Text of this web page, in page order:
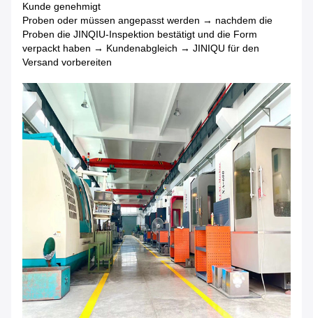
Kunde genehmigt
Proben oder müssen angepasst werden → nachdem die
Proben die JINQIU-Inspektion bestätigt und die Form
verpackt haben → Kundenabgleich → JINIQU für den
Versand vorbereiten